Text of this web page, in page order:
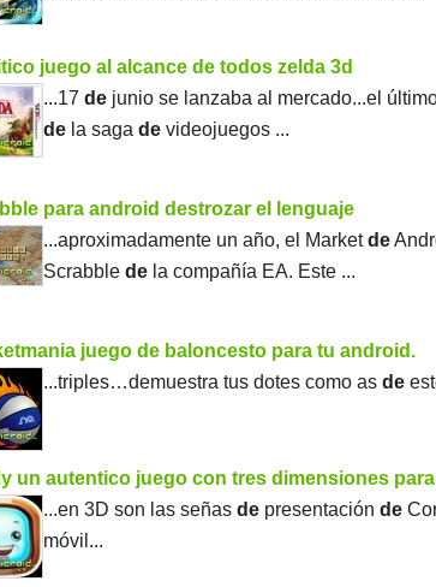
juego al alcance de todos zelda 3d
...17de junio se lanzaba al mercado...el
de la sagade videojuegos ...
para android destrozar el lenguaje
...aproximadamente un año, el Marketde
Scrabblede la compañía EA. Este ...
juego de baloncesto para tu android.
...triples…demuestra tus dotes como asde
un autentico juego con tres dimensiones
...en 3D son las señasde presentaciónde
móvil...